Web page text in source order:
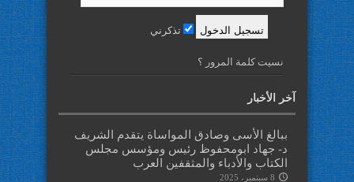
تذكرني
نسيت كلمة المرور ؟
آخر الأخبار
ببالغ الأسى وصادق المواساة يتقدم الشريف
د- جهاد ابومحفوظ رئيس ومؤسس مجلس
الكتاب والأدباء والمثقفين العرب
8 سبتمبر، 2025